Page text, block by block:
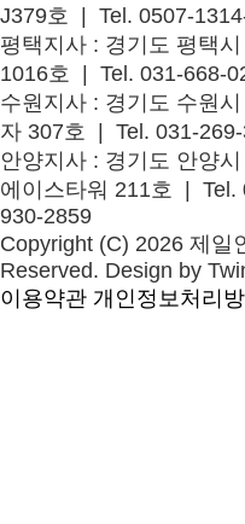
J379호 | Tel. 0507-
평택지사 : 경기도 평택
1016호 | Tel. 031-668-
수원지사 : 경기도 수원
자 307호 | Tel. 031-269-
안양지사 : 경기도 안양
에이스타워 211호 |
930-2859
Copyright (C) 2026 제일
Reserved. Design by
이용약관 개인정보처리